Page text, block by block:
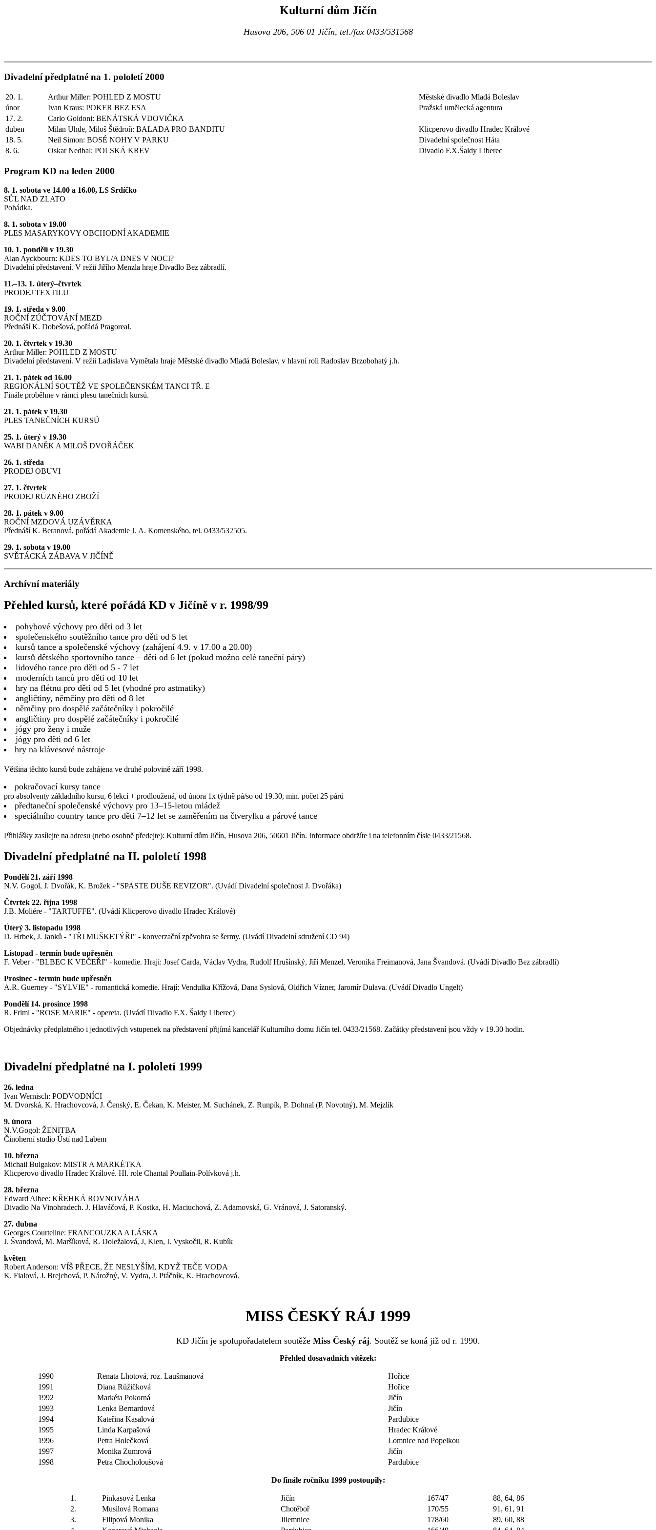
Kulturní dům Jičín
Husova 206, 506 01 Jičín, tel./fax 0433/531568
Divadelní předplatné na 1. pololetí 2000
20. 1. Arthur Miller: POHLED Z MOSTU
Městské divadlo Mladá Boleslav
únor
Ivan Kraus: POKER BEZ ESA
Pražská umělecká agentura
17. 2.
Carlo Goldoni: BENÁTSKÁ VDOVIČKA
duben
Milan Uhde, Miloš Štědroň: BALADA PRO BANDITU
Klicperovo divadlo Hradec Králové
18. 5.
Neil Simon: BOSÉ NOHY V PARKU
Divadelní společnost Háta
8. 6.
Oskar Nedbal: POLSKÁ KREV Divadlo F.X.Šaldy Liberec
Program KD na leden 2000
8. 1. sobota ve 14.00 a 16.00, LS Srdíčko
SŮL NAD ZLATO
Pohádka.
8. 1. sobota v 19.00
PLES MASARYKOVY OBCHODNÍ AKADEMIE
10. 1. pondělí v 19.30
Alan Ayckbourn: KDES TO BYL/A DNES V NOCI?
Divadelní představení. V režii Jiřího Menzla hraje Divadlo Bez zábradlí.
11.–13. 1. úterý–čtvrtek
PRODEJ TEXTILU
19. 1. středa v 9.00
ROČNÍ ZÚČTOVÁNÍ MEZD
Přednáší K. Dobešová, pořádá Pragoreal.
20. 1. čtvrtek v 19.30
Arthur Miller: POHLED Z MOSTU
Divadelní představení. V režii Ladislava Vymětala hraje Městské divadlo Mladá Boleslav, v hlavní roli Radoslav Brzobohatý j.h.
21. 1. pátek od 16.00
REGIONÁLNÍ SOUTĚŽ VE SPOLEČENSKÉM TANCI TŘ. E
Finále proběhne v rámci plesu tanečních kursů.
21. 1. pátek v 19.30
PLES TANEČNÍCH KURSŮ
25. 1. úterý v 19.30
WABI DANĚK A MILOŠ DVOŘÁČEK
26. 1. středa
PRODEJ OBUVI
27. 1. čtvrtek
PRODEJ RŮZNÉHO ZBOŽÍ
28. 1. pátek v 9.00
ROČNÍ MZDOVÁ UZÁVĚRKA
Přednáší K. Beranová, pořádá Akademie J. A. Komenského, tel. 0433/532505.
29. 1. sobota v 19.00
SVĚTÁCKÁ ZÁBAVA V JIČÍNĚ
Archívní materiály
Přehled kursů, které pořádá KD v Jičíně v r. 1998/99
pohybové výchovy pro děti od 3 let
společenského soutěžního tance pro děti od 5 let
kursů tance a společenské výchovy (zahájení 4.9. v 17.00 a 20.00)
kursů dětského sportovního tance – děti od 6 let (pokud možno celé taneční páry)
lidového tance pro děti od 5 - 7 let
moderních tanců pro děti od 10 let
hry na flétnu pro děti od 5 let (vhodné pro astmatiky)
angličtiny, němčiny pro děti od 8 let
němčiny pro dospělé začátečníky i pokročilé
angličtiny pro dospělé začátečníky i pokročilé
jógy pro ženy i muže
jógy pro děti od 6 let
hry na klávesové nástroje
Většina těchto kursů bude zahájena ve druhé polovině září 1998.
pokračovací kursy tance
pro absolventy základního kursu, 6 lekcí + prodloužená, od února 1x týdně pá/so od 19.30, min. počet 25 párů
předtaneční společenské výchovy pro 13–15-letou mládež
speciálního country tance pro děti 7–12 let se zaměřením na čtverylku a párové tance
Přihlášky zasílejte na adresu (nebo osobně předejte): Kulturní dům Jičín, Husova 206, 50601 Jičín. Informace obdržíte i na telefonním čísle 0433/21568.
Divadelní předplatné na II. pololetí 1998
Pondělí 21. září 1998
N.V. Gogol, J. Dvořák, K. Brožek - "SPASTE DUŠE REVIZOR". (Uvádí Divadelní společnost J. Dvořáka)
Čtvrtek 22. října 1998
J.B. Moliére - "TARTUFFE". (Uvádí Klicperovo divadlo Hradec Králové)
Úterý 3. listopadu 1998
D. Hrbek, J. Janků - "TŘI MUŠKETÝŘI" - konverzační zpěvohra se šermy. (Uvádí Divadelní sdružení CD 94)
Listopad - termín bude upřesněn
F. Veber - "BLBEC K VEČEŘI" - komedie. Hrají: Josef Carda, Václav Vydra, Rudolf Hrušínský, Jiří Menzel, Veronika Freimanová, Jana Švandová. (Uvádí Divadlo Bez zábradlí)
Prosinec - termín bude upřesněn
A.R. Guerney - "SYLVIE" - romantická komedie. Hrají: Vendulka Křížová, Dana Syslová, Oldřich Vízner, Jaromír Dulava. (Uvádí Divadlo Ungelt)
Pondělí 14. prosince 1998
R. Friml - "ROSE MARIE" - opereta. (Uvádí Divadlo F.X. Šaldy Liberec)
Objednávky předplatného i jednotlivých vstupenek na představení přijímá kancelář Kulturního domu Jičín tel. 0433/21568. Začátky představení jsou vždy v 19.30 hodin.
Divadelní předplatné na I. pololetí 1999
26. ledna
Ivan Wernisch: PODVODNÍCI
M. Dvorská, K. Hrachovcová, J. Čenský, E. Čekan, K. Meister, M. Suchánek, Z. Runpík, P. Dohnal (P. Novotný), M. Mejzlík
9. února
N.V.Gogol: ŽENITBA
Činoherní studio Ústí nad Labem
10. března
Michail Bulgakov: MISTR A MARKÉTKA
Klicperovo divadlo Hradec Králové. Hl. role Chantal Poullain-Polívková j.h.
28. března
Edward Albee: KŘEHKÁ ROVNOVÁHA
Divadlo Na Vinohradech. J. Hlaváčová, P. Kostka, H. Maciuchová, Z. Adamovská, G. Vránová, J. Satoranský.
27. dubna
Georges Courteline: FRANCOUZKA A LÁSKA
J. Švandová, M. Maršíková, R. Doležalová, J, Klen, I. Vyskočil, R. Kubík
květen
Robert Anderson: VÍŠ PŘECE, ŽE NESLYŠÍM, KDYŽ TEČE VODA
K. Fialová, J. Brejchová, P. Nárožný, V. Vydra, J. Ptáčník, K. Hrachovcová.
MISS ČESKÝ RÁJ 1999
KD Jičín je spolupořadatelem soutěže Miss Český ráj. Soutěž se koná již od r. 1990.
Přehled dosavadních vítězek:
1990 Renata Lhotová, roz. Laušmanová
Hořice
1991
Diana Růžičková
Hořice
1992
Markéta Pokorná
Jičín
1993
Lenka Bernardová
Jičín
1994
Kateřina Kasalová
Pardubice
1995
Linda Karpašová
Hradec Králové
1996
Petra Holečková
Lomnice nad Popelkou
1997
Monika Zumrová
Jičín
1998
Petra Chocholoušová Pardubice
Do finále ročníku 1999 postoupily:
1. Pinkasová Lenka Jičín 167/47
88, 64, 86
2.
Musilová Romana Chotěboř 170/55
91, 61, 91
3.
Filipová Monika Jilemnice 178/60
89, 60, 88